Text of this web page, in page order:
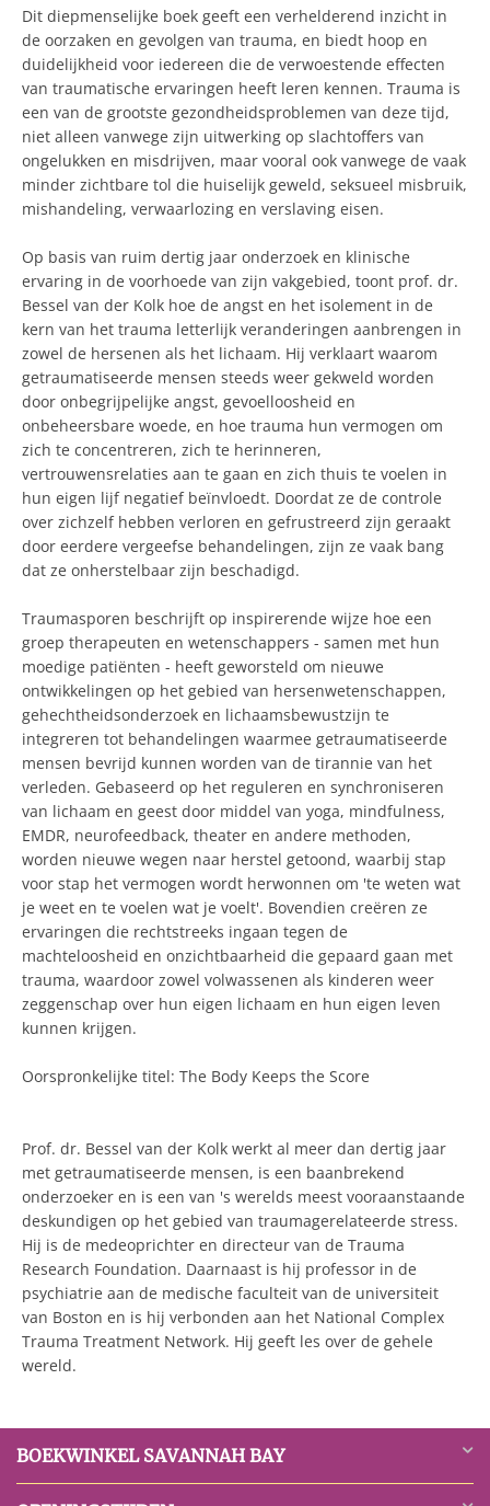
Dit diepmenselijke boek geeft een verhelderend inzicht in
de oorzaken en gevolgen van trauma, en biedt hoop en
duidelijkheid voor iedereen die de verwoestende effecten
van traumatische ervaringen heeft leren kennen. Trauma is
een van de grootste gezondheidsproblemen van deze tijd,
niet alleen vanwege zijn uitwerking op slachtoffers van
ongelukken en misdrijven, maar vooral ook vanwege de vaak
minder zichtbare tol die huiselijk geweld, seksueel misbruik,
mishandeling, verwaarlozing en verslaving eisen.
Op basis van ruim dertig jaar onderzoek en klinische
ervaring in de voorhoede van zijn vakgebied, toont prof. dr.
Bessel van der Kolk hoe de angst en het isolement in de
kern van het trauma letterlijk veranderingen aanbrengen in
zowel de hersenen als het lichaam. Hij verklaart waarom
getraumatiseerde mensen steeds weer gekweld worden
door onbegrijpelijke angst, gevoelloosheid en
onbeheersbare woede, en hoe trauma hun vermogen om
zich te concentreren, zich te herinneren,
vertrouwensrelaties aan te gaan en zich thuis te voelen in
hun eigen lijf negatief beïnvloedt. Doordat ze de controle
over zichzelf hebben verloren en gefrustreerd zijn geraakt
door eerdere vergeefse behandelingen, zijn ze vaak bang
dat ze onherstelbaar zijn beschadigd.
Traumasporen beschrijft op inspirerende wijze hoe een
groep therapeuten en wetenschappers - samen met hun
moedige patiënten - heeft geworsteld om nieuwe
ontwikkelingen op het gebied van hersenwetenschappen,
gehechtheidsonderzoek en lichaamsbewustzijn te
integreren tot behandelingen waarmee getraumatiseerde
mensen bevrijd kunnen worden van de tirannie van het
verleden. Gebaseerd op het reguleren en synchroniseren
van lichaam en geest door middel van yoga, mindfulness,
EMDR, neurofeedback, theater en andere methoden,
worden nieuwe wegen naar herstel getoond, waarbij stap
voor stap het vermogen wordt herwonnen om 'te weten wat
je weet en te voelen wat je voelt'. Bovendien creëren ze
ervaringen die rechtstreeks ingaan tegen de
machteloosheid en onzichtbaarheid die gepaard gaan met
trauma, waardoor zowel volwassenen als kinderen weer
zeggenschap over hun eigen lichaam en hun eigen leven
kunnen krijgen.
Oorspronkelijke titel: The Body Keeps the Score
Prof. dr. Bessel van der Kolk werkt al meer dan dertig jaar
met getraumatiseerde mensen, is een baanbrekend
onderzoeker en is een van 's werelds meest vooraanstaande
deskundigen op het gebied van traumagerelateerde stress.
Hij is de medeoprichter en directeur van de Trauma
Research Foundation. Daarnaast is hij professor in de
psychiatrie aan de medische faculteit van de universiteit
van Boston en is hij verbonden aan het National Complex
Trauma Treatment Network. Hij geeft les over de gehele
wereld.
BOEKWINKEL SAVANNAH BAY